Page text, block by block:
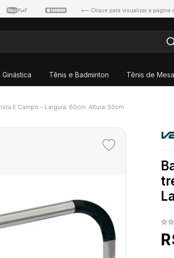
⟵ Clique para visualizar a página
Ginástica Tênis e Badminton Tênis de Mesa
E Campo - Largura: 60cm. Altura: 50cm
Adicionar